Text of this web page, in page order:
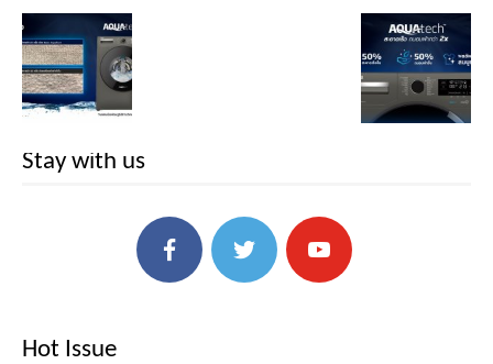
Stay with us
Hot Issue